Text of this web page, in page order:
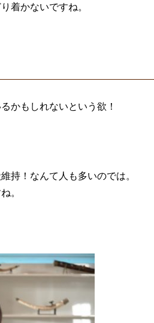
着かないですね。
かもしれないという欲！
持！なんて人も多いのでは。
。